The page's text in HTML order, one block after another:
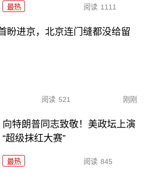
最热 阅读 1111
盼进京，北京连门缝都没给留
阅读 521 刚刚
向特朗普同志致敬！美政坛上演
“超级抹红大赛”
最热 阅读 845